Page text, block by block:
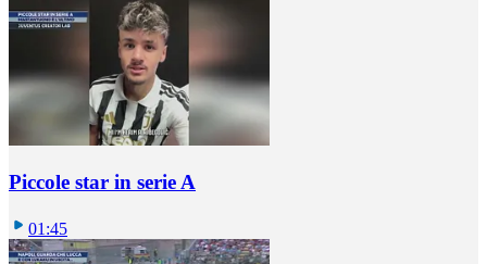
Piccole star in serie A
01:45